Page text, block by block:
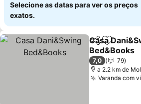
Selecione as datas para ver os preços
exatos.
Partilhar
Casa
Bed&Books
7,0
79
a 2.2 km de
Varanda com